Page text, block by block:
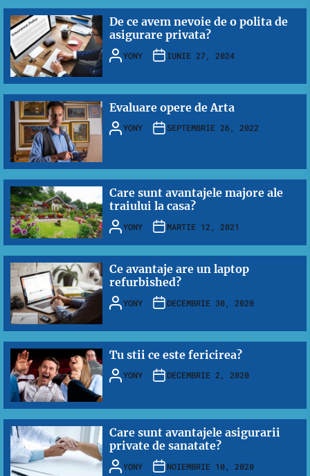
De ce avem nevoie de o polita de
asigurare privata?
YONY IUNIE 27, 2024
Evaluare opere de Arta
YONY SEPTEMBRIE 26, 2022
Care sunt avantajele majore ale
traiului la casa?
YONY MARTIE 12, 2021
Ce avantaje are un laptop
refurbished?
YONY DECEMBRIE 30, 2020
Tu stii ce este fericirea?
YONY DECEMBRIE 2, 2020
Care sunt avantajele asigurarii
private de sanatate?
YONY NOIEMBRIE 10, 2020